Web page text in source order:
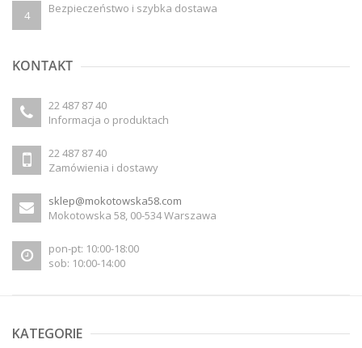
4 Bezpieczeństwo i szybka dostawa
KONTAKT
22 487 87 40
Informacja o produktach
22 487 87 40
Zamówienia i dostawy
sklep@mokotowska58.com
Mokotowska 58, 00-534 Warszawa
pon-pt: 10:00-18:00
sob: 10:00-14:00
KATEGORIE